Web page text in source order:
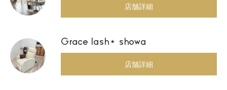
店舗詳細
Grace lash⋆ showa
店舗詳細